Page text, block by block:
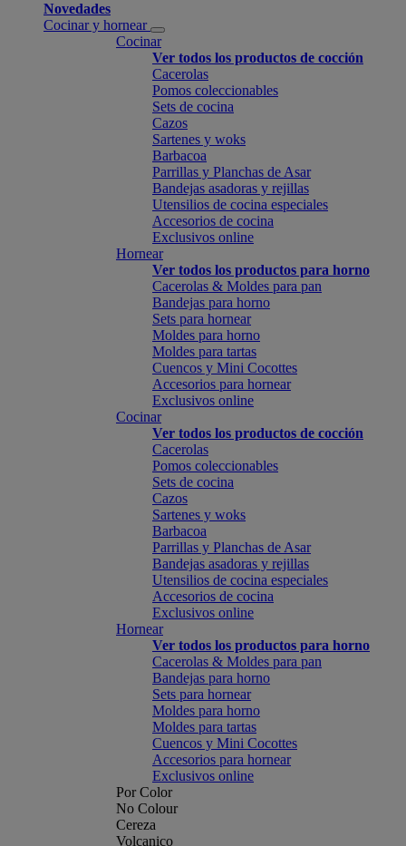
Novedades
Cocinar y hornear
Cocinar
Ver todos los productos de cocción
Cacerolas
Pomos coleccionables
Sets de cocina
Cazos
Sartenes y woks
Barbacoa
Parrillas y Planchas de Asar
Bandejas asadoras y rejillas
Utensilios de cocina especiales
Accesorios de cocina
Exclusivos online
Hornear
Ver todos los productos para horno
Cacerolas & Moldes para pan
Bandejas para horno
Sets para hornear
Moldes para horno
Moldes para tartas
Cuencos y Mini Cocottes
Accesorios para hornear
Exclusivos online
Cocinar
Ver todos los productos de cocción
Cacerolas
Pomos coleccionables
Sets de cocina
Cazos
Sartenes y woks
Barbacoa
Parrillas y Planchas de Asar
Bandejas asadoras y rejillas
Utensilios de cocina especiales
Accesorios de cocina
Exclusivos online
Hornear
Ver todos los productos para horno
Cacerolas & Moldes para pan
Bandejas para horno
Sets para hornear
Moldes para horno
Moldes para tartas
Cuencos y Mini Cocottes
Accesorios para hornear
Exclusivos online
Por Color
No Colour
Cereza
Volcanico